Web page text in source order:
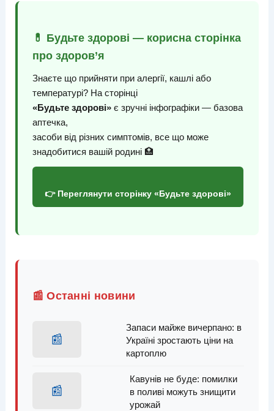
💊 Будьте здорові — корисна сторінка
про здоров’я
Знаєте що прийняти при алергії, кашлі або
температурі? На сторінці
«Будьте здорові»є зручні інфографіки — базова
аптечка,
засоби від різних симптомів, все що може
знадобитися вашій родині 🏥
👉 Переглянути сторінку «Будьте здорові»
📰 Останні новини
📰
Запаси майже вичерпано: в
Україні зростають ціни на
картоплю
📰
Кавунів не буде: помилки
в поливі можуть знищити
урожай